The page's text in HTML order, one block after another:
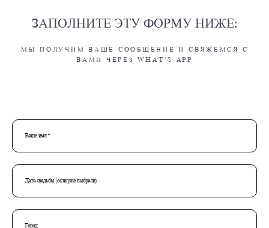
ЗАПОЛНИТЕ ЭТУ ФОРМУ НИЖЕ:
МЫ ПОЛУЧИМ ВАШЕ СООБЩЕНИЕ И СВЯЖЕМСЯ С
ВАМИ ЧЕРЕЗ WHAT'S APP
Ваше имя *
Дата свадьбы (если уже выбрали)
Город